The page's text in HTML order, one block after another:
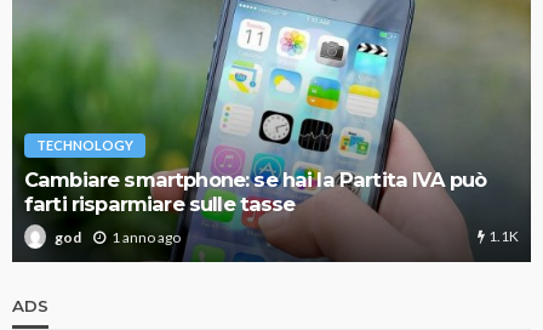
TECHNOLOGY
Cambiare smartphone: se hai la Partita IVA può
farti risparmiare sulle tasse
god 1 anno ago 1.1K
ADS